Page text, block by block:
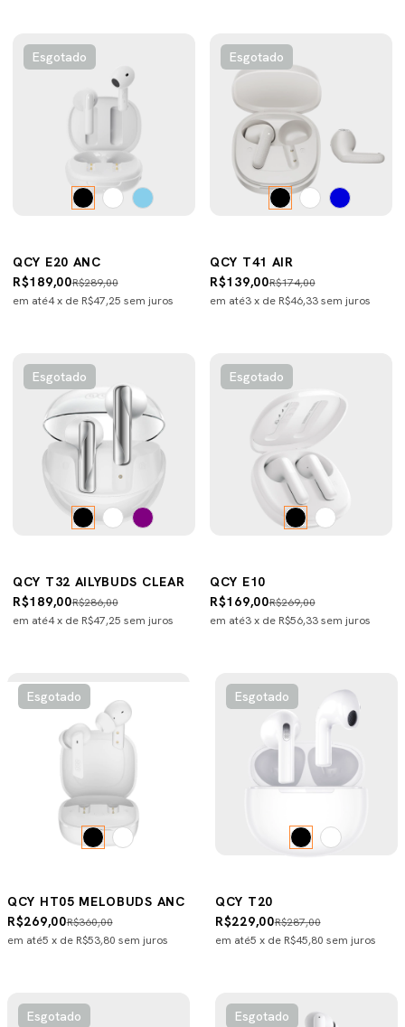
Esgotado
QCY E20 ANC
R$289,00
R$189,00
em até4x de R$47,25 sem juros
Esgotado
QCY T41 AIR
R$174,00
R$139,00
em até3x de R$46,33sem juros
Esgotado
QCY T32 AILYBUDS CLEAR
R$286,00
R$189,00
em até4x de R$47,25 sem juros
Esgotado
QCY E10
R$269,00
R$169,00
em até3x de R$56,33sem juros
Esgotado
QCY HT05 MELOBUDS ANC
R$360,00
R$269,00
em até5 x de R$53,80 sem juros
Esgotado
QCY T20
R$287,00
R$229,00
em até5 x de R$45,80 sem juros
Esgotado Esgotado